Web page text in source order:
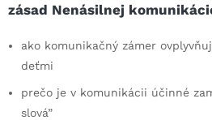
zásad Nenásilnej
ako komunikačný zámer
deťmi
prečo je v komunikácii účinné
slová”